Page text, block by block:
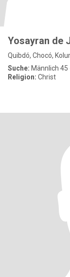
Yosayran de
Quibdó, Chocó,
Suche: Männlich 45
Religion: Christ